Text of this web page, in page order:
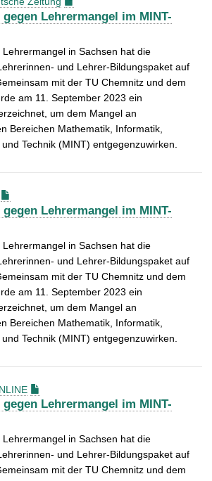
Lehrermangel im MINT-
in Sachsen hat die
und Lehrer-Bildungspaket auf
mit der TU Chemnitz und dem
am 11. September 2023 ein
um dem Mangel an
Bereichen Mathematik, Informatik,
Technik (MINT) entgegenzuwirken.
Lehrermangel im MINT-
in Sachsen hat die
und Lehrer-Bildungspaket auf
mit der TU Chemnitz und dem
am 11. September 2023 ein
um dem Mangel an
Bereichen Mathematik, Informatik,
Technik (MINT) entgegenzuwirken.
Lehrermangel im MINT-
in Sachsen hat die
und Lehrer-Bildungspaket auf
mit der TU Chemnitz und dem